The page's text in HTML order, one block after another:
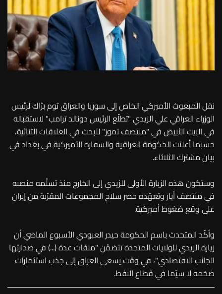
نقل المبعوث الأميركي الخاص إلى سوريا والعراق توم برّاك لرئيس
الوزراء العراقي علي الزيدي "تطلّع الرئيس دونالد ترامب" لاستقباله
في البيت الأبيض في "منتصف تموز" للبحث في العلاقات الثنائية،
حسبما أعلنت الحكومة العراقية والسفارة الأميركية في بغداد في
بيان مشترك الثلاثاء.
وستكون هذه الزيارة الأولى للزيدي إلى الخارج منذ تسلّمه منصبه
في منتصف أيار وتعهّده حصر سلاح المجموعات المقرّبة من إيران
على وقع ضغوط أميركية.
وأكّد المتحدث باسم الحكومة حيدر العبودي الأسبوع الماضي أن
زيارة الزيدي للولايات المتحدة تتضمّن "ملفات عدة (...) في صدارتها
الجانب الاقتصادي"، في وقت يسعى العراق إلى جذب استثمارات
ضخمة لا سيّما في قطاع النفط.